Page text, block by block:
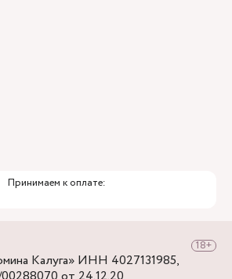
Принимаем к оплате:
Калуга» ИНН 4027131985,